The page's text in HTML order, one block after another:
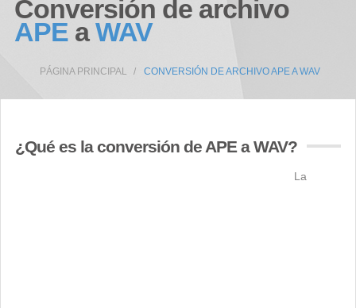
Conversión de archivo
APE aWAV
PÁGINA PRINCIPAL CONVERSIÓN DE ARCHIVO APE A WAV
¿Qué es la conversión de APE a WAV?
La